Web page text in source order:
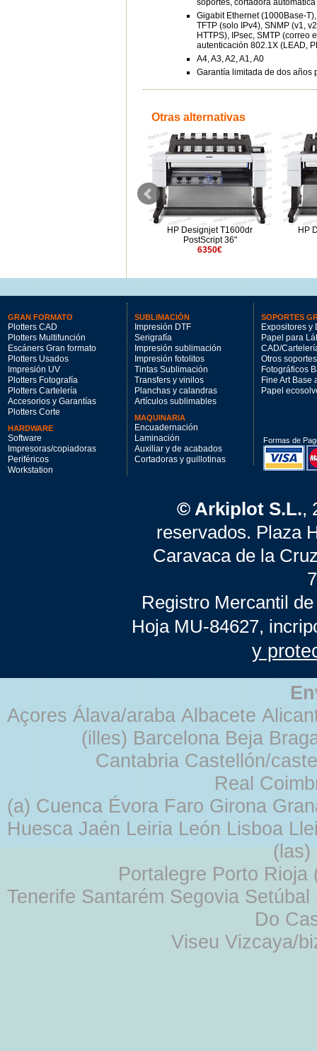
soportes, cortadora
Gigabit Ethernet (1000Base-
TFTP (solo IPv4), SNMP (v1,
HTTPS), IPsec, SMTP (correo
autenticación 802.1X (LEAD,
A4, A3, A2, A1, A0
Garantía limitada de dos años
Otras alternativas
HP Designjet T1600dr
PostScript 36"
6350€
HP
GRAN FORMATO
Plotters CAD
Plotters Multifunción
Escáners Gran formato
Plotters Usados
Impresión UV
Plotters Fotografía
Plotters Cartelería
Accesorios y Garantías
Plotters Corte
HARDWARE
Software
Impresoras/copiadoras
Periféricos
Workstation
SUBLIMACIÓN
Impresión DTF
Serigrafía
Impresión sublimación
Impresión fotolitos
Tintas Sublimación
Transfers y vinilos
Planchas y calandras
Artículos sublimables
MAQUINARIA
Encuadernación
Laminación
Auxiliar y de acabados
Cortadoras y guillotinas
SOPORTES
Expositores y
Papel para
CAD/
Otros soportes
Fotográficos
Fine Art Base
Papel
Formas de
© Arkiplot S.L.,
reservados. Plaza
Caravaca de la
Registro Mercantil
Hoja MU-84627,
y
Açores Álava/araba Albacete
(illes) Barcelona Beja
Cantabria Castellón/
Real
(a) Cuenca Évora Faro Girona
Huesca Jaén Leiria León Lisboa
Portalegre Porto
Tenerife Santarém Segovia
Do
Viseu Vizcaya/